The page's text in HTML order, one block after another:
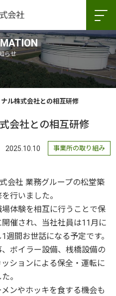
らせ
ル株式会社との相互研修
会社との相互研修
2025.10.10 事業所の取り組み
会社 業務グループの松堂築
行いました。
体験を相互に行うことで保
催され、当社社員は11月に
間お世話になる予定です。
ボイラー設備、桟橋設備の
ションによる保全・運転に
。
ンやホッキを食する機会も